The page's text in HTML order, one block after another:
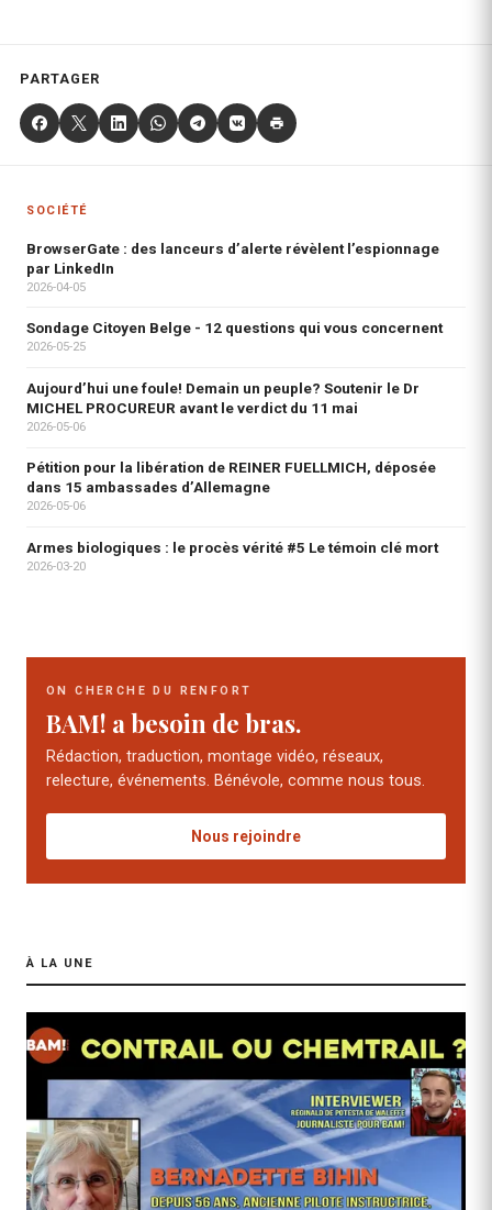
PARTAGER
SOCIÉTÉ
BrowserGate : des lanceurs d’alerte révèlent l’espionnage
par LinkedIn
2026-04-05
Sondage Citoyen Belge - 12 questions qui vous concernent
2026-05-25
Aujourd’hui une foule! Demain un peuple? Soutenir le Dr
MICHEL PROCUREUR avant le verdict du 11 mai
2026-05-06
Pétition pour la libération de REINER FUELLMICH, déposée
dans 15 ambassades d’Allemagne
2026-05-06
Armes biologiques : le procès vérité #5 Le témoin clé mort
2026-03-20
ON CHERCHE DU RENFORT
BAM! a besoin de bras.
Rédaction, traduction, montage vidéo, réseaux,
relecture, événements. Bénévole, comme nous tous.
Nous rejoindre
À LA UNE